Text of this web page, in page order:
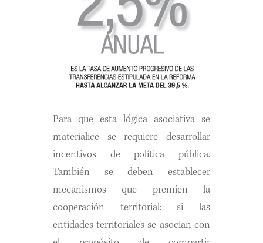
Para que esta lógica asociativa se
materialice se requiere desarrollar
incentivos de política pública.
También se deben establecer
mecanismos que premien la
cooperación territorial: si las
entidades territoriales se asocian con